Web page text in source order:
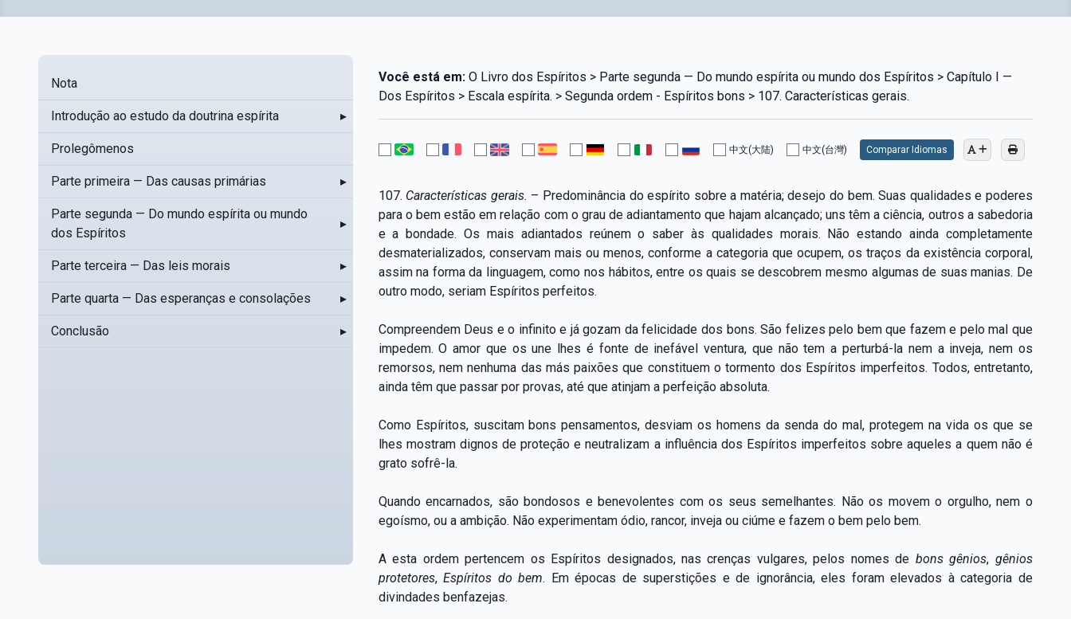
Nota
Introdução ao estudo da doutrina espírita ▸
Prolegômenos
Parte primeira — Das causas primárias ▸
Parte segunda — Do mundo espírita ou mundo
dos Espíritos
▸
Parte terceira — Das leis morais ▸
Parte quarta — Das esperanças e consolações ▸
Conclusão ▸
Você está em:O Livro dos Espíritos > Parte segunda — Do mundo espírita ou mundo dos Espíritos > Capítulo I —
Dos Espíritos > Escala espírita. > Segunda ordem - Espíritos bons > 107. Características gerais.
中文(大陆) 中文(台灣) Comparar Idiomas
107. Características gerais. – Predominância do espírito sobre a matéria; desejo do bem. Suas qualidades e poderes
para o bem estão em relação com o grau de adiantamento que hajam alcançado; uns têm a ciência, outros a sabedoria
e a bondade. Os mais adiantados reúnem o saber às qualidades morais. Não estando ainda completamente
desmaterializados, conservam mais ou menos, conforme a categoria que ocupem, os traços da existência corporal,
assim na forma da linguagem, como nos hábitos, entre os quais se descobrem mesmo algumas de suas manias. De
outro modo, seriam Espíritos perfeitos.
Compreendem Deus e o infinito e já gozam da felicidade dos bons. São felizes pelo bem que fazem e pelo mal que
impedem. O amor que os une lhes é fonte de inefável ventura, que não tem a perturbá-la nem a inveja, nem os
remorsos, nem nenhuma das más paixões que constituem o tormento dos Espíritos imperfeitos. Todos, entretanto,
ainda têm que passar por provas, até que atinjam a perfeição absoluta.
Como Espíritos, suscitam bons pensamentos, desviam os homens da senda do mal, protegem na vida os que se
lhes mostram dignos de proteção e neutralizam a influência dos Espíritos imperfeitos sobre aqueles a quem não é
grato sofrê-la.
Quando encarnados, são bondosos e benevolentes com os seus semelhantes. Não os movem o orgulho, nem o
egoísmo, ou a ambição. Não experimentam ódio, rancor, inveja ou ciúme e fazem o bem pelo bem.
A esta ordem pertencem os Espíritos designados, nas crenças vulgares, pelos nomes de bons gênios, gênios
protetores,Espíritos do bem. Em épocas de superstições e de ignorância, eles foram elevados à categoria de
divindades benfazejas.